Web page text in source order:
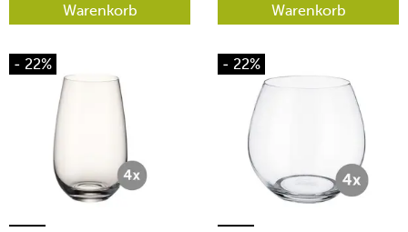
Warenkorb Warenkorb
- 22% - 22%